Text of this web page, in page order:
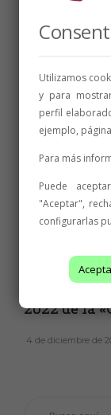
Once vinos
2022 de la
4 de diciembre de
Utilizamos
y para
perfil
ejemplo,
Para más
Puede
"Aceptar",
configurarlas